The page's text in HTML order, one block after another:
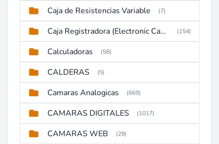
Caja de Resistencias Variable (7)
Caja Registradora (Electronic Cash Register) (154)
Calculadoras (58)
CALDERAS (5)
Camaras Analogicas (669)
CAMARAS DIGITALES (1017)
CAMARAS WEB (29)